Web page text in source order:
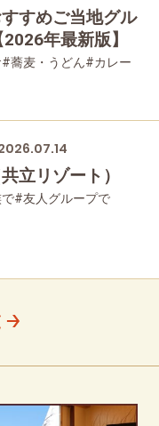
すめご当地グル
年最新版】
#蕎麦・うどん#カレー
立リゾート）
#友人グループで